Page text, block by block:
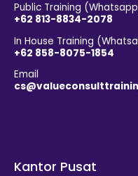
Public Training
+62 813-8834-2078
In House Training
+62 858-8075-1854
Email
Kantor Pusat